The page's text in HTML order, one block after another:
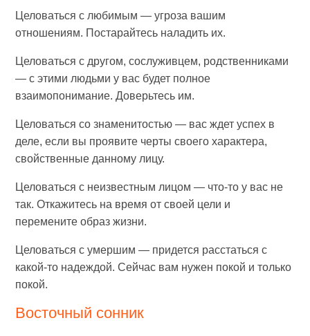
Целоваться с любимым — угроза вашим
отношениям. Постарайтесь наладить их.
Целоваться с другом, сослуживцем, родственниками
— с этими людьми у вас будет полное
взаимопонимание. Доверьтесь им.
Целоваться со знаменитостью — вас ждет успех в
деле, если вы проявите черты своего характера,
свойственные данному лицу.
Целоваться с неизвестным лицом — что-то у вас не
так. Откажитесь на время от своей цели и
перемените образ жизни.
Целоваться с умершим — придется расстаться с
какой-то надеждой. Сейчас вам нужен покой и только
покой.
Восточный сонник